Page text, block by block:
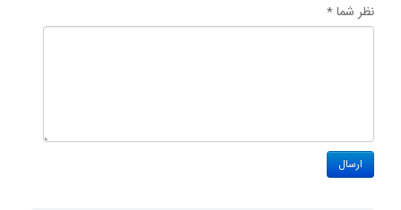
نظر شما *